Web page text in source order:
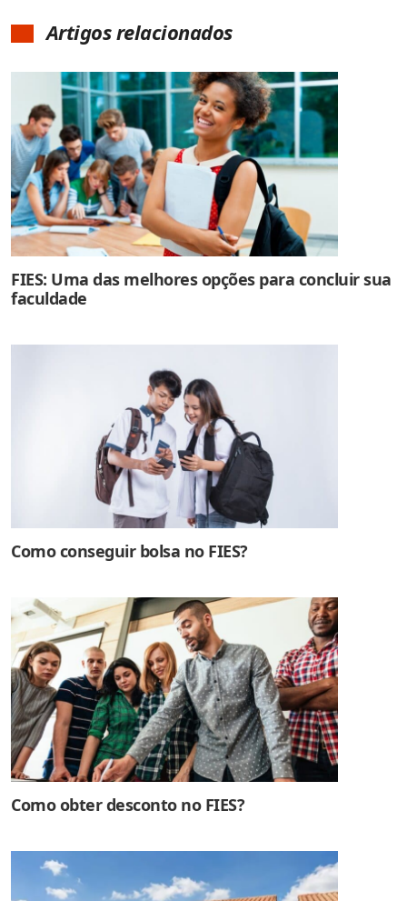
Artigos relacionados
FIES: Uma das melhores opções para concluir sua
faculdade
Como conseguir bolsa no FIES?
Como obter desconto no FIES?